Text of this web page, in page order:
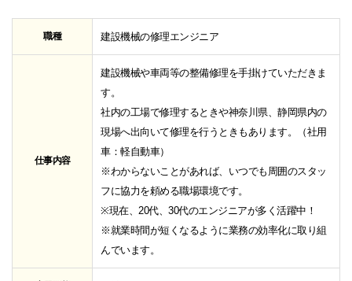
職種 建設機械の修理エンジニア
仕事内容
建設機械や車両等の整備修理を手掛けていただきま
す。
社内の工場で修理するときや神奈川県、静岡県内の
現場へ出向いて修理を行うときもあります。（社用
車：軽自動車）
※わからないことがあれば、いつでも周囲のスタッ
フに協力を頼める職場環境です。
※現在、20代、30代のエンジニアが多く活躍中！
※就業時間が短くなるように業務の効率化に取り組
んでいます。